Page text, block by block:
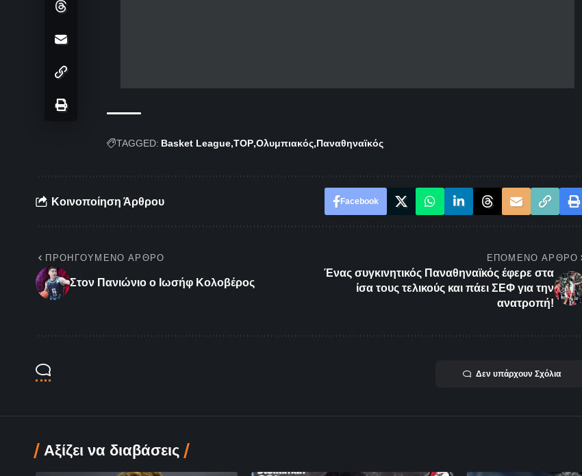
TAGGED: Basket League TOP Ολυμπιακός Παναθηναϊκός
Κοινοποίηση Άρθρου Facebook
ΠΡΟΗΓΟΎΜΕΝΟ ΆΡΘΡΟ
Στον Πανιώνιο ο Ιωσήφ Κολοβέρος
ΕΠΌΜΕΝΟ ΆΡΘΡΟ
Ένας συγκινητικός Παναθηναϊκός έφερε στα
ίσα τους τελικούς και πάει ΣΕΦ για την
ανατροπή!
Δεν υπάρχουν Σχόλια
Αξίζει να διαβάσεις